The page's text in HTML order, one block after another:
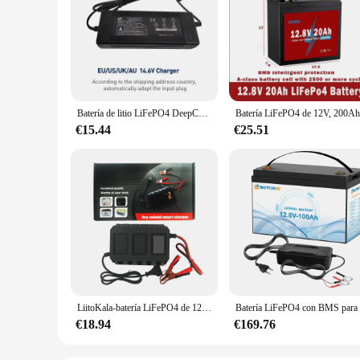
Batería de litio LiFePO4 DeepCycle de 12V y 20Ah, batería recargable con 20A BMS para energía eólica Solar, buscador de peces marinos, juguete de paseo
€15.44 €25.51
LiitoKala-batería LiFePO4 de 12,8 V, 120AH, 100Ah, 90Ah, hasta 4000 ciclos profundos, con BMS incorporado de 100A, para Motor y sistema Solar
€18.94 €169.76